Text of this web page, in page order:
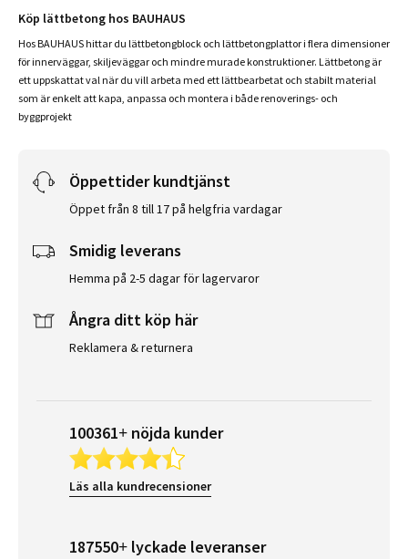
Köp lättbetong hos BAUHAUS
Hos BAUHAUS hittar du lättbetongblock och lättbetongplattor i flera dimensioner
för innerväggar, skiljeväggar och mindre murade konstruktioner. Lättbetong är
ett uppskattat val när du vill arbeta med ett lättbearbetat och stabilt material
som är enkelt att kapa, anpassa och montera i både renoverings- och
byggprojekt
Öppettider kundtjänst
Öppet från 8 till 17 på helgfria vardagar
Smidig leverans
Hemma på 2-5 dagar för lagervaror
Ångra ditt köp här
Reklamera & returnera
100361+ nöjda kunder
Läs alla kundrecensioner
187550+ lyckade leveranser